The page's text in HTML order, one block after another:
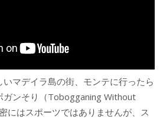
マデイラ島の街、モンテに行ったら
ガンそり（Tobogganing Without
にはスポーツではありませんが、ス